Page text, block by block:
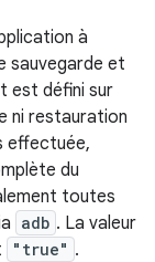
à
sauvegarde et
est défini sur
ni restauration
effectuée,
du
toutes
adb . La valeur
"true" .